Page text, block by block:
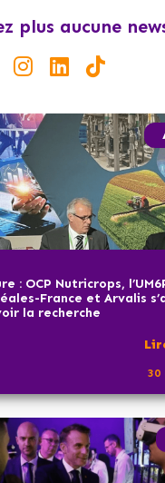
plus aucune
: OCP Nutricrops,
France et Arvalis
la recherche
30